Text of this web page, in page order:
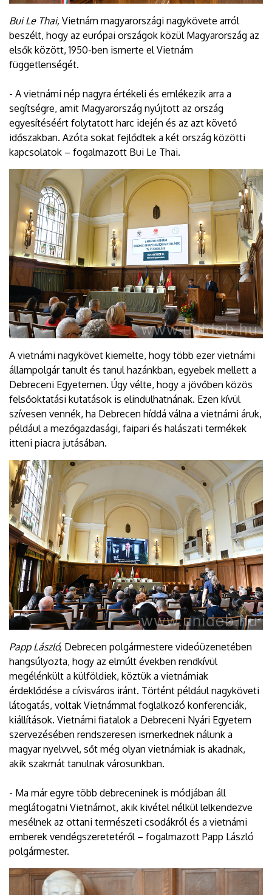
Bui Le Thai, Vietnám magyarországi nagykövete arról
beszélt, hogy az európai országok közül Magyarország az
elsők között, 1950-ben ismerte el Vietnám
függetlenségét.
- A vietnámi nép nagyra értékeli és emlékezik arra a
segítségre, amit Magyarország nyújtott az ország
egyesítéséért folytatott harc idején és az azt követő
időszakban. Azóta sokat fejlődtek a két ország közötti
kapcsolatok – fogalmazott Bui Le Thai.
A vietnámi nagykövet kiemelte, hogy több ezer vietnámi
állampolgár tanult és tanul hazánkban, egyebek mellett a
Debreceni Egyetemen. Úgy vélte, hogy a jövőben közös
felsőoktatási kutatások is elindulhatnának. Ezen kívül
szívesen vennék, ha Debrecen híddá válna a vietnámi áruk,
például a mezőgazdasági, faipari és halászati termékek
itteni piacra jutásában.
Papp László, Debrecen polgármestere videóüzenetében
hangsúlyozta, hogy az elmúlt években rendkívül
megélénkült a külföldiek, köztük a vietnámiak
érdeklődése a cívisváros iránt. Történt például nagyköveti
látogatás, voltak Vietnámmal foglalkozó konferenciák,
kiállítások. Vietnámi fiatalok a Debreceni Nyári Egyetem
szervezésében rendszeresen ismerkednek nálunk a
magyar nyelvvel, sőt még olyan vietnámiak is akadnak,
akik szakmát tanulnak városunkban.
- Ma már egyre több debreceninek is módjában áll
meglátogatni Vietnámot, akik kivétel nélkül lelkendezve
mesélnek az ottani természeti csodákról és a vietnámi
emberek vendégszeretetéről – fogalmazott Papp László
polgármester.